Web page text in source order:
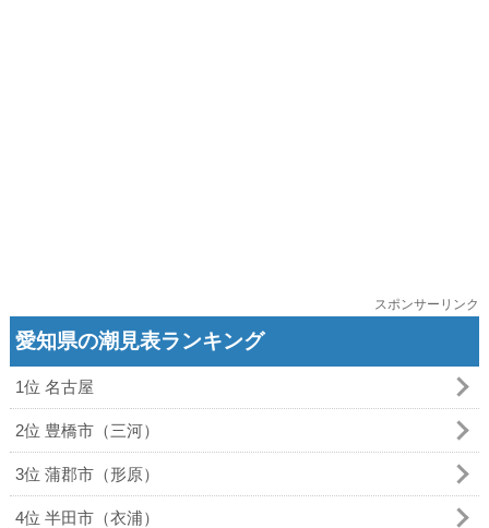
スポンサーリンク
愛知県の潮見表ランキング
1位 名古屋
2位 豊橋市（三河）
3位 蒲郡市（形原）
4位 半田市（衣浦）